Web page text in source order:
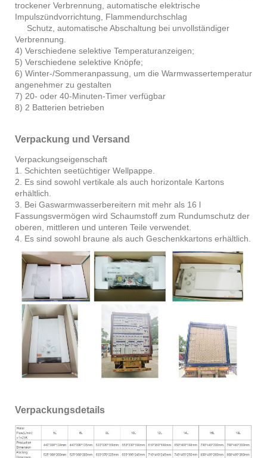
trockener Verbrennung, automatische elektrische
Impulszündvorrichtung, Flammendurchschlag
Schutz, automatische Abschaltung bei unvollständiger
Verbrennung.
4) Verschiedene selektive Temperaturanzeigen;
5) Verschiedene selektive Knöpfe;
6) Winter-/Sommeranpassung, um die Warmwassertemperatur
angenehmer zu gestalten
7) 20- oder 40-Minuten-Timer verfügbar
8) 2 Batterien betrieben
Verpackung und Versand
Verpackungseigenschaft
1. Schichten seetüchtiger Wellpappe.
2. Es sind sowohl vertikale als auch horizontale Kartons
erhältlich.
3. Bei Gaswarmwasserbereitern mit mehr als 16 l
Fassungsvermögen wird Schaumstoff zum Rundumschutz der
oberen, mittleren und unteren Teile verwendet.
4. Es sind sowohl braune als auch Geschenkkartons erhältlich.
Verpackungsdetails